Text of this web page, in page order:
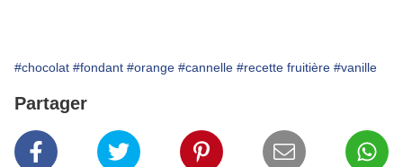
#chocolat #fondant #orange #cannelle #recette fruitière #vanille
Partager